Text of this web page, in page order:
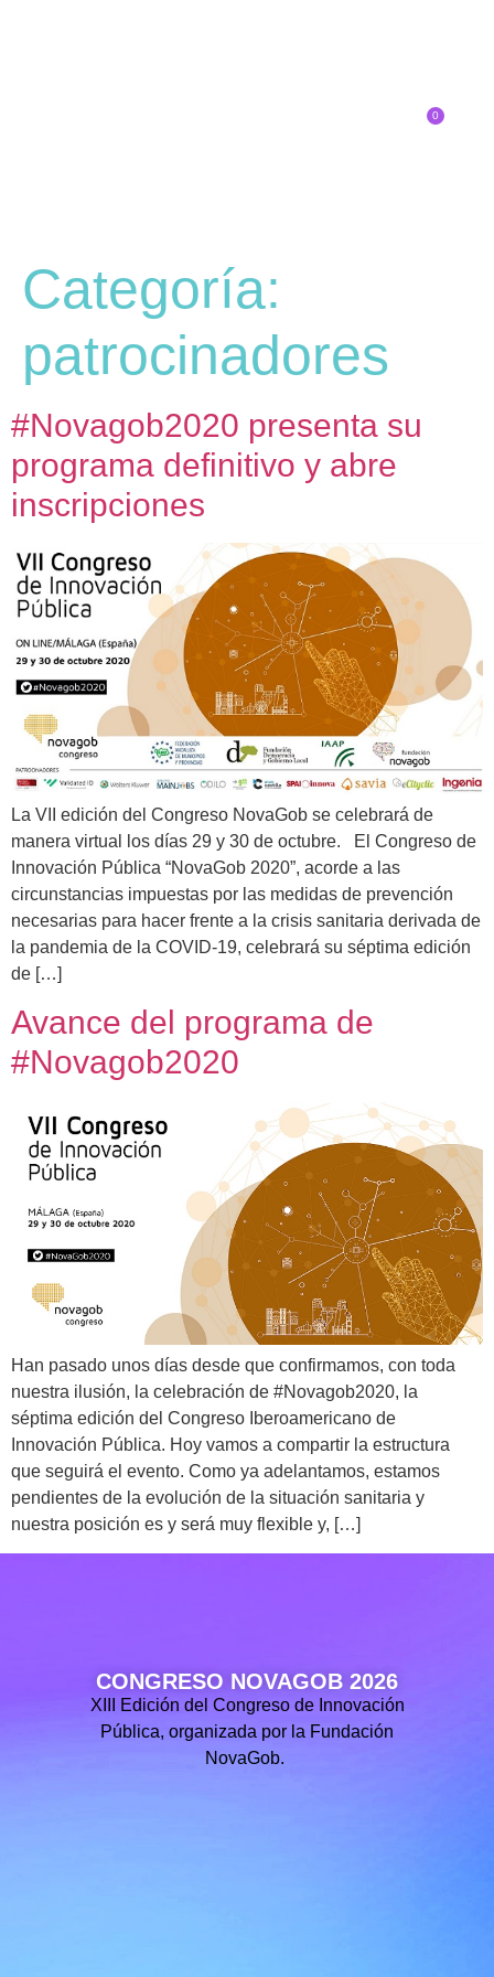
0
Categoría:
patrocinadores
#Novagob2020 presenta su
programa definitivo y abre
inscripciones
La VII edición del Congreso NovaGob se celebrará de
manera virtual los días 29 y 30 de octubre. El Congreso de
Innovación Pública “NovaGob 2020”, acorde a las
circunstancias impuestas por las medidas de prevención
necesarias para hacer frente a la crisis sanitaria derivada de
la pandemia de la COVID-19, celebrará su séptima edición
de […]
Avance del programa de
#Novagob2020
Han pasado unos días desde que confirmamos, con toda
nuestra ilusión, la celebración de #Novagob2020, la
séptima edición del Congreso Iberoamericano de
Innovación Pública. Hoy vamos a compartir la estructura
que seguirá el evento. Como ya adelantamos, estamos
pendientes de la evolución de la situación sanitaria y
nuestra posición es y será muy flexible y, […]
CONGRESO NOVAGOB 2026
XIII Edición del Congreso de Innovación
Pública, organizada por la Fundación
NovaGob.